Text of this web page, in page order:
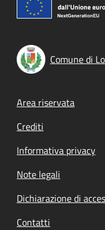
Comune di
Footer
Area riservata
Crediti
Informativa privacy
Note legali
Dichiarazione di
Contatti